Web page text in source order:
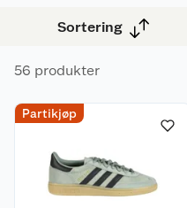
Sortering
56 produkter
Partikjøp